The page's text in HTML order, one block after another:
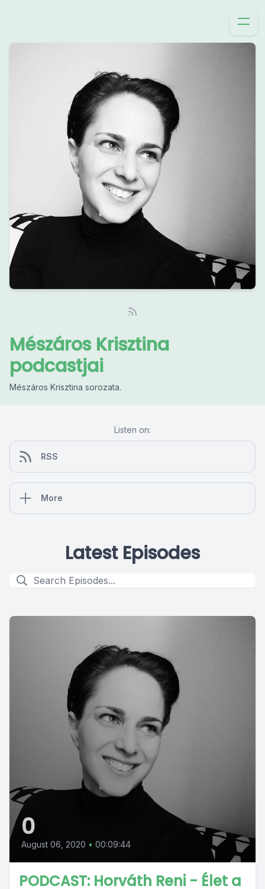
Mészáros Krisztina
podcastjai
Mészáros Krisztina sorozata.
Listen on:
RSS
More
Latest Episodes
0
August 06, 2020 • 00:09:44
PODCAST: Horváth Reni - Élet a